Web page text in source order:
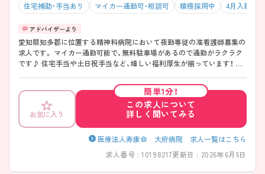
住宅補助・手当あり マイカー通勤可・相談可 積極採用中 4月入職可
愛知県知多郡に位置する精神科病院において夜勤専従の准看護師募集の
求人です。 マイカー通勤可能で、無料駐車場があるので通勤がラクラク
です♪ 住宅手当や土日祝手当など、嬉しい福利厚生が揃っています！ ご
お気に入り
簡単1分！
この求人について
詳しく聞いてみる
医療法人寿康会 大府病院 求人一覧はこちら
求人番号 : 10198217更新日 : 2026年6月5日